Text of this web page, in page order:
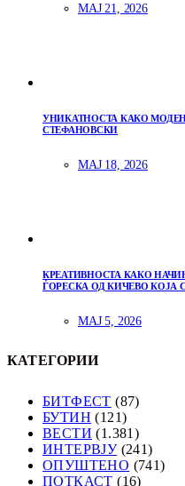
МАЈ 21, 2026
УНИКАТНОСТА КАКО
СТЕФАНОВСКИ
МАЈ 18, 2026
КРЕАТИВНОСТА КАКО
ЃОРЕСКА ОД КИЧЕВО КОЈА
МАЈ 5, 2026
КАТЕГОРИИ
БИТФЕСТ (87)
БУТИН (121)
ВЕСТИ (1.381)
ИНТЕРВЈУ(241)
ОПУШТЕНО (741)
ПОТКАСТ (16)